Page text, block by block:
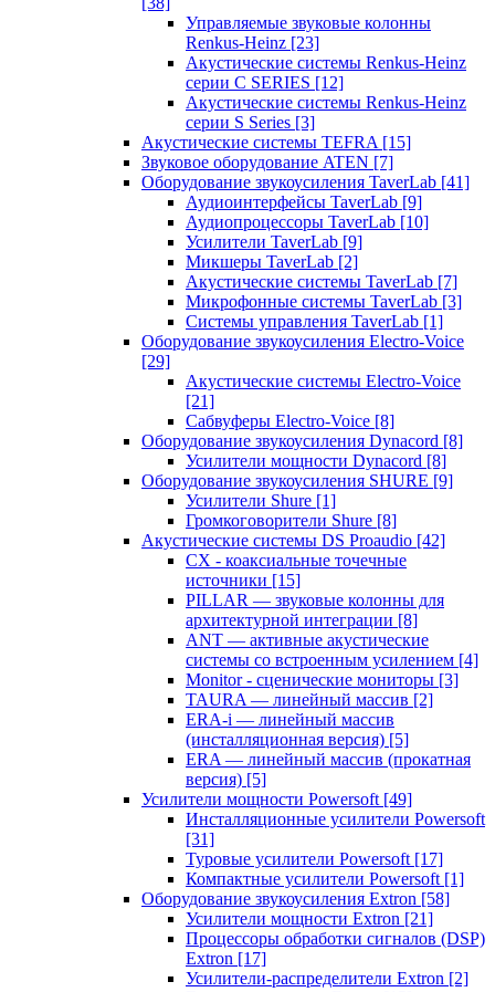
Управляемые звуковые колонны
Renkus-Heinz [23]
Акустические системы Renkus-Heinz
серии C SERIES [12]
Акустические системы Renkus-Heinz
серии S Series [3]
Акустические системы TEFRA [15]
Звуковое оборудование ATEN [7]
Оборудование звукоусиления TaverLab [41]
Аудиоинтерфейсы TaverLab [9]
Аудиопроцессоры TaverLab [10]
Усилители TaverLab [9]
Микшеры TaverLab [2]
Акустические системы TaverLab [7]
Микрофонные системы TaverLab [3]
Системы управления TaverLab [1]
Оборудование звукоусиления Electro-Voice
[29]
Акустические системы Electro-Voice
[21]
Сабвуферы Electro-Voice [8]
Оборудование звукоусиления Dynacord [8]
Усилители мощности Dynacord [8]
Оборудование звукоусиления SHURE [9]
Усилители Shure [1]
Громкоговорители Shure [8]
Акустические системы DS Proaudio [42]
CX - коаксиальные точечные
источники [15]
PILLAR — звуковые колонны для
архитектурной интеграции [8]
ANT — активные акустические
системы со встроенным усилением [4]
Monitor - сценические мониторы [3]
TAURA — линейный массив [2]
ERA-i — линейный массив
(инсталляционная версия) [5]
ERA — линейный массив (прокатная
версия) [5]
Усилители мощности Powersoft [49]
Инсталляционные усилители Powersoft
[31]
Туровые усилители Powersoft [17]
Компактные усилители Powersoft [1]
Оборудование звукоусиления Extron [58]
Усилители мощности Extron [21]
Процессоры обработки сигналов (DSP)
Extron [17]
Усилители-распределители Extron [2]